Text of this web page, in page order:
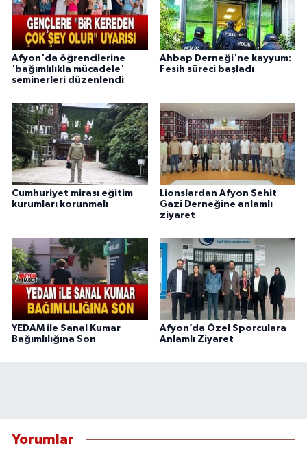
Afyon'da öğrencilerine
'bağımlılıkla mücadele'
seminerleri düzenlendi
Ahbap Derneği'ne kayyum:
Fesih süreci başladı
Cumhuriyet mirası eğitim
kurumları korunmalı
Lionslardan Afyon Şehit
Gazi Derneğine anlamlı
ziyaret
YEDAM ile Sanal Kumar
Bağımlılığına Son
Afyon’da Özel Sporculara
Anlamlı Ziyaret
Yorumlar